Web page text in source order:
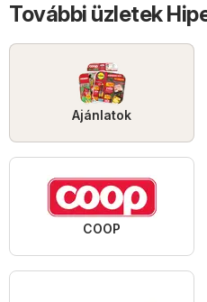
További üzletek
Ajánlatok
COOP